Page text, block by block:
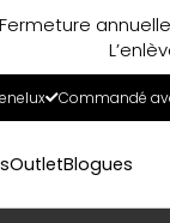
Fermeture
Commandé
OutletBlogues